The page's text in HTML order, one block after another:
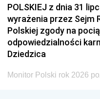
POLSKIEJ z dnia 31
wyrażenia przez Sejm
Polskiej zgody na
odpowiedzialności
Dziedzica
Monitor Polski rok 2026